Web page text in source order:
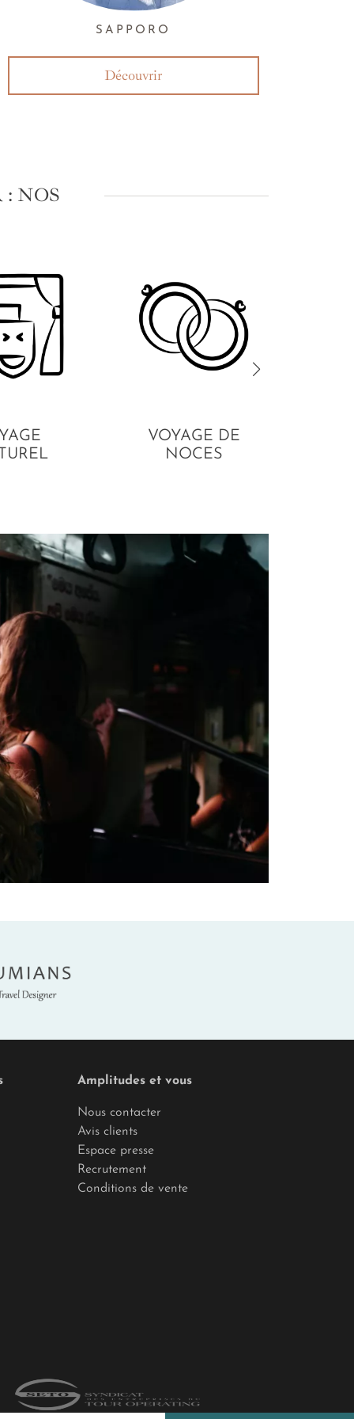
SAPPORO
Découvrir
NOS
VOYAGE DE
NOCES
Amplitudes et vous
Nous contacter
Avis clients
Espace presse
Recrutement
Conditions de vente